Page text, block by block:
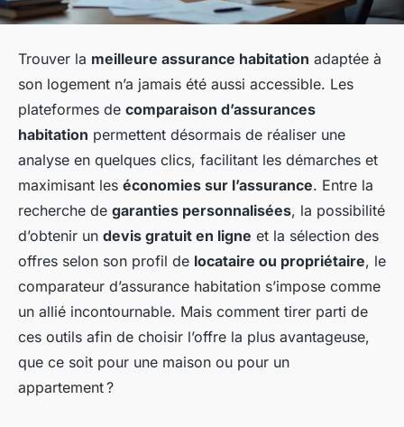
Trouver la meilleure assurance habitation adaptée à
son logement n’a jamais été aussi accessible. Les
plateformes de comparaison d’assurances
habitation permettent désormais de réaliser une
analyse en quelques clics, facilitant les démarches et
maximisant les économies sur l’assurance. Entre la
recherche de garanties personnalisées, la possibilité
d’obtenir un devis gratuit en ligne et la sélection des
offres selon son profil de locataire ou propriétaire, le
comparateur d’assurance habitation s’impose comme
un allié incontournable. Mais comment tirer parti de
ces outils afin de choisir l’offre la plus avantageuse,
que ce soit pour une maison ou pour un
appartement ?